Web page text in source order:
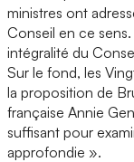
ministres ont
Conseil en ce
intégralité du
Sur le fond, les
la proposition de
française Annie
suffisant pour
approfondie ».